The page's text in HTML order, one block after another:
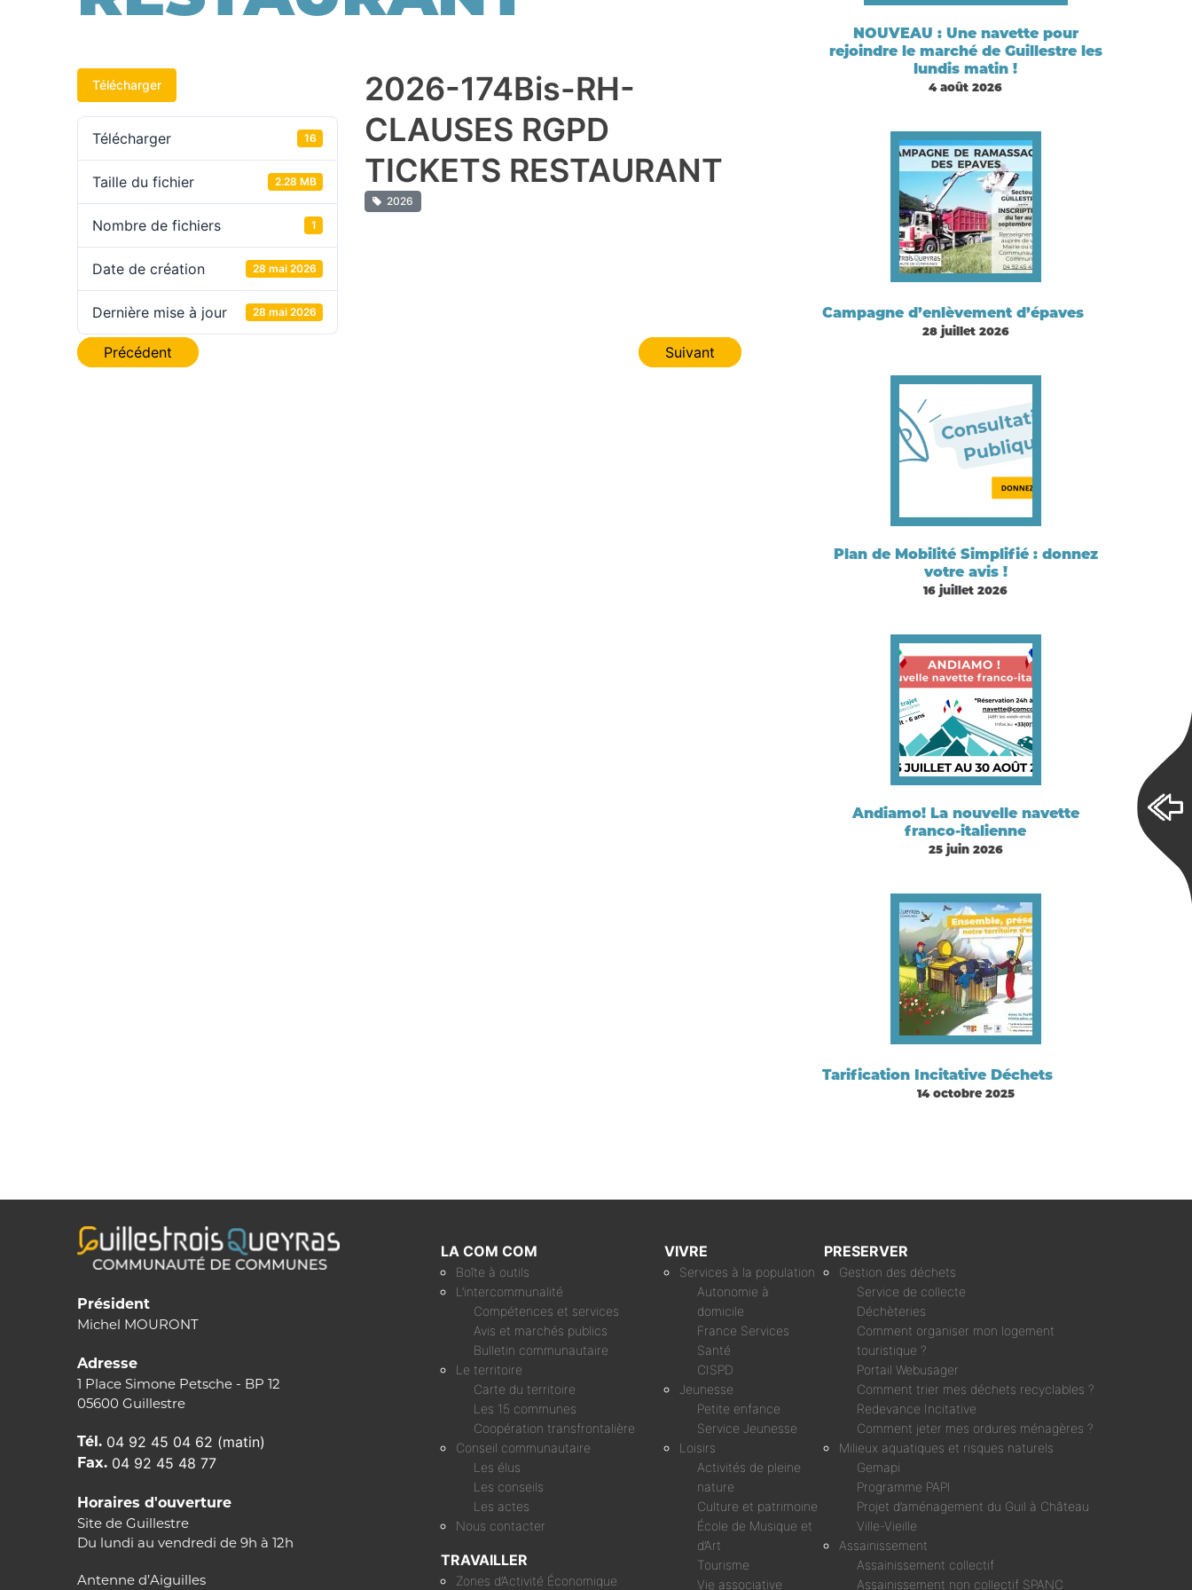
Télécharger
Télécharger 16
Taille du fichier 2.28 MB
Nombre de fichiers 1
Date de création 28 mai 2026
Dernière mise à jour 28 mai 2026
2026-174Bis-RH-
CLAUSES RGPD
TICKETS RESTAURANT
2026
Navigation
Précédent Suivant
NOUVEAU : Une navette pour
rejoindre le marché de Guillestre les
lundis matin !
4 août 2026
Campagne d’enlèvement d’épaves
28 juillet 2026
Plan de Mobilité Simplifié : donnez
votre avis !
16 juillet 2026
Andiamo! La nouvelle navette
franco-italienne
25 juin 2026
Tarification Incitative Déchets
14 octobre 2025
Président
Michel MOURONT
Adresse
1 Place Simone Petsche - BP 12
05600 Guillestre
Tél. 04 92 45 04 62 (matin)
Fax. 04 92 45 48 77
Horaires d'ouverture
Site de Guillestre
Du lundi au vendredi de 9h à 12h
Antenne d’Aiguilles
LA COM COM
Boîte à outils
L’intercommunalité
Compétences et services
Avis et marchés publics
Bulletin communautaire
Le territoire
Carte du territoire
Les 15 communes
Coopération transfrontalière
Conseil communautaire
Les élus
Les conseils
Les actes
Nous contacter
TRAVAILLER
Zones d’Activité Économique
VIVRE
Services à la population
Autonomie à
domicile
France Services
Santé
CISPD
Jeunesse
Petite enfance
Service Jeunesse
Loisirs
Activités de pleine
nature
Culture et patrimoine
École de Musique et
d’Art
Tourisme
Vie associative
PRESERVER
Gestion des déchets
Service de collecte
Déchèteries
Comment organiser mon logement
touristique ?
Portail Webusager
Comment trier mes déchets recyclables ?
Redevance Incitative
Comment jeter mes ordures ménagères ?
Milieux aquatiques et risques naturels
Gemapi
Programme PAPI
Projet d’aménagement du Guil à Château
Ville-Vieille
Assainissement
Assainissement collectif
Assainissement non collectif SPANC